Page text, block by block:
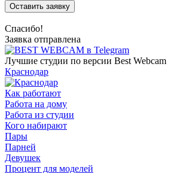
Оставить заявку
Спасибо!
Заявка отправлена
Лучшие студии по версии Best Webcam
Краснодар
Как работают
Работа на дому
Работа из студии
Кого набирают
Пары
Парней
Девушек
Процент для моделей